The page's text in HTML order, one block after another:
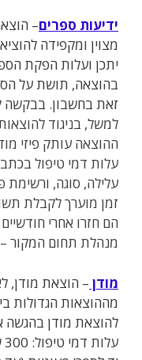
ידיעות ספרים– הוצאה
מצוין ומקפידה להוציא
יתכן ועלות הפקת
בהוצאה, תושת על הסופר
זאת בחשבון. בבקשה
למשל, בניגוד להוצאות
ההוצאה עותק פיזי מודפס.
עלילה, סוגה, ורשימת
זמן מוערך לקבלת
הם חזרו אחרי חודשיים
מנהלת תחום המקור –
מודן– הוצאת מודן,
מההוצאות הגדולות
להוצאת מודן בהגשה
עלות